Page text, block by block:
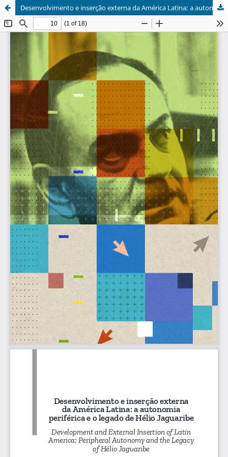
Desenvolvimento e inserção externa da América Latina: a autonomia periférica e o legado de Hélio Jaguaribe